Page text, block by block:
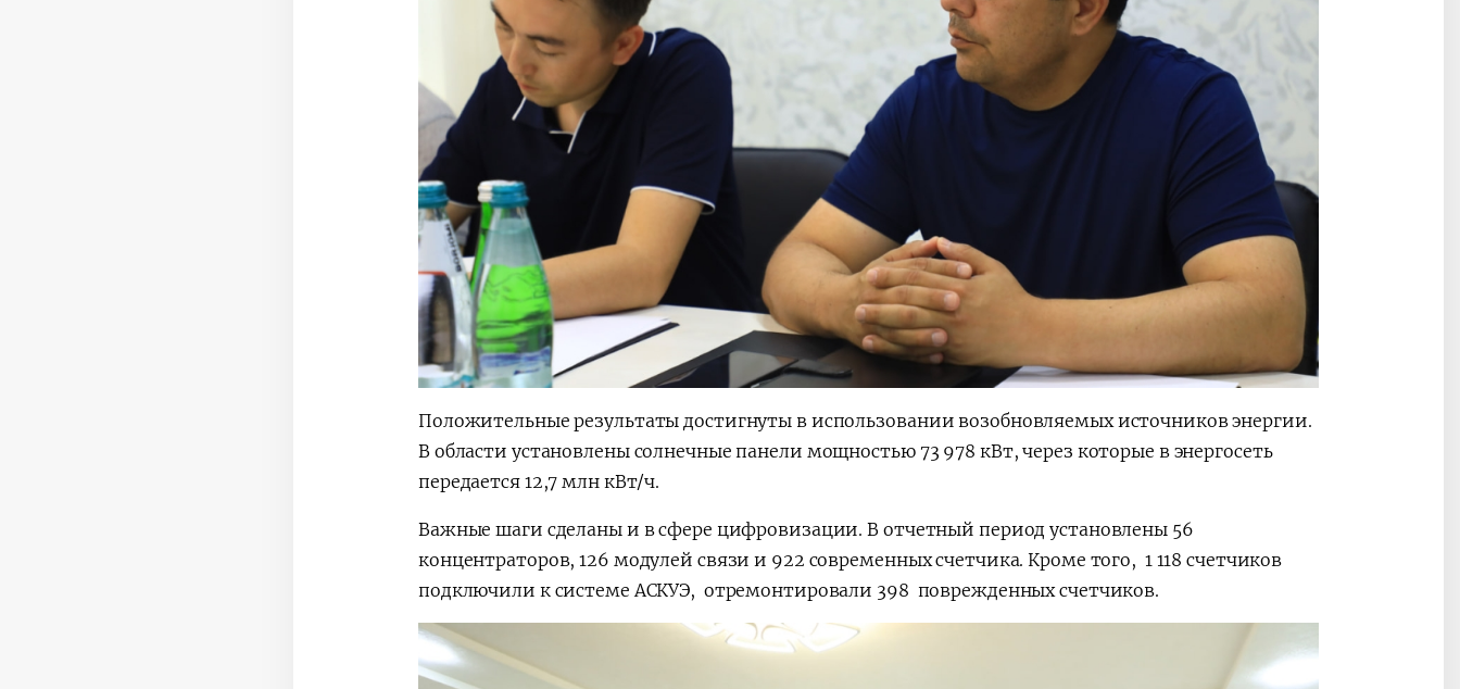
Положительные результаты достигнуты в использовании возобновляемых источников энергии.
В области установлены солнечные панели мощностью 73 978 кВт, через которые в энергосеть
передается 12,7 млн кВт/ч.
Важные шаги сделаны и в сфере цифровизации. В отчетный период установлены 56
концентраторов, 126 модулей связи и 922 современных счетчика. Кроме того, 1 118 счетчиков
подключили к системе АСКУЭ, отремонтировали 398 поврежденных счетчиков.